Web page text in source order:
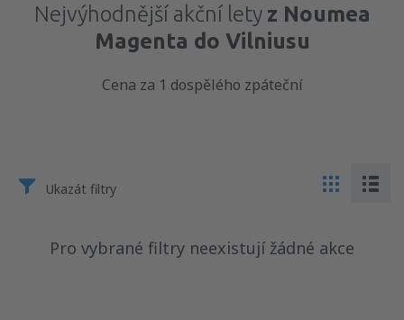
Nejvýhodnější akční lety z Noumea
Magenta do Vilniusu
Cena za 1 dospělého zpáteční
Ukazát filtry
Pro vybrané filtry neexistují žádné akce